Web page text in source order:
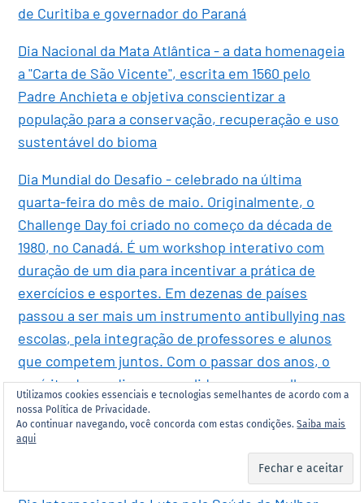
de Curitiba e governador do Paraná
Dia Nacional da Mata Atlântica - a data homenageia
a "Carta de São Vicente", escrita em 1560 pelo
Padre Anchieta e objetiva conscientizar a
população para a conservação, recuperação e uso
sustentável do bioma
Dia Mundial do Desafio - celebrado na última
quarta-feira do mês de maio. Originalmente, o
Challenge Day foi criado no começo da década de
1980, no Canadá. É um workshop interativo com
duração de um dia para incentivar a prática de
exercícios e esportes. Em dezenas de países
passou a ser mais um instrumento antibullying nas
escolas, pela integração de professores e alunos
que competem juntos. Com o passar dos anos, o
espírito desse dia se consolidou e se espalhou por
todo o mundo
Dia Nacional de Luta pela Redução da Mortalidade
Utilizamos cookies essenciais e tecnologias semelhantes de acordo com a
nossa Política de Privacidade.
Ao continuar navegando, você concorda com estas condições.Saiba mais
aqui